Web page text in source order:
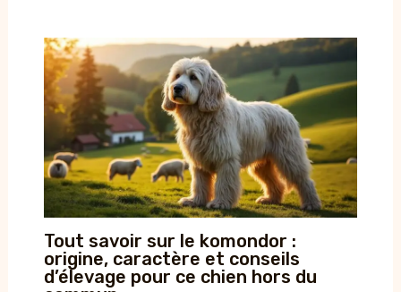
Tout savoir sur le komondor :
origine, caractère et conseils
d’élevage pour ce chien hors du